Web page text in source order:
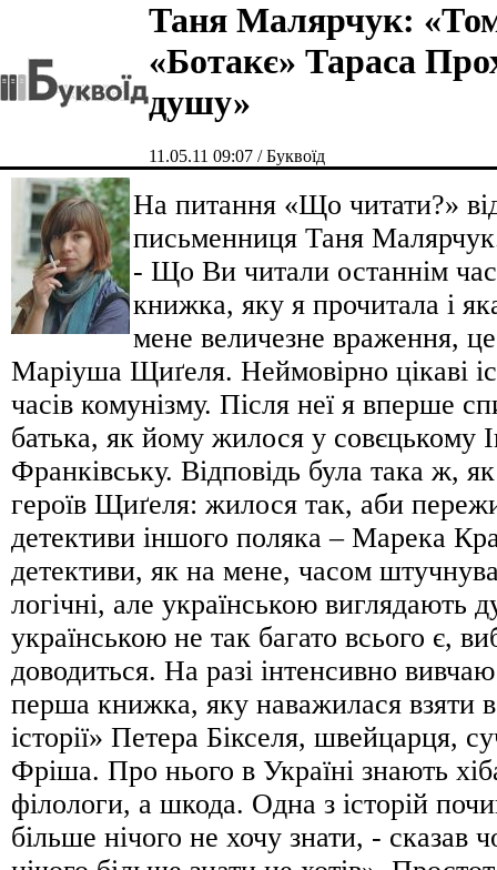
Таня Малярчук:
«Ботакє» Тараса
душу»
11.05.11 09:07 / Буквоїд
На питання «Що читати?»
письменниця Таня
- Що Ви читали останнім
книжка, яку я прочитала і
мене величезне враження,
Маріуша Щиґеля. Неймовірно цікаві
часів комунізму. Після неї я вперше
батька, як йому жилося у совєцькому
Франківську. Відповідь була така ж,
героїв Щиґеля: жилося так, аби
детективи іншого поляка – Марека
детективи, як на мене, часом
логічні, але українською виглядають
українською не так багато всього є,
доводиться. На разі інтенсивно
перша книжка, яку наважилася взяти
історії» Петера Бікселя, швейцарця,
Фріша. Про нього в Україні знають
філологи, а шкода. Одна з історій
більше нічого не хочу знати, - сказав